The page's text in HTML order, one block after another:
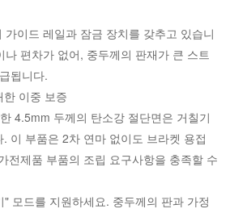
이드 레일과 잠금 장치를 갖추고 있습니
나 편차가 없어, 중두께의 판재가 큰 스트
됩니다.
이중 보증
4.5mm 두께의 탄소강 절단면은 거칠기
이 부품은 2차 연마 없이도 브라켓 용접
전제품 부품의 조립 요구사항을 충족할 수
모드를 지원하세요. 중두께의 판과 가정